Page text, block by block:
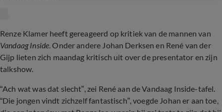
Renze Klamer heeft gereageerd op kritiek van de mannen van
Vandaag Inside. Onder andere Johan Derksen en René van der
Gijp lieten zich maandag kritisch uit over de presentator en zijn
talkshow.
“Ach wat was dat slecht”, zei René aan de Vandaag Inside-tafel.
“Die jongen vindt zichzelf fantastisch”, voegde Johan er aan toe,